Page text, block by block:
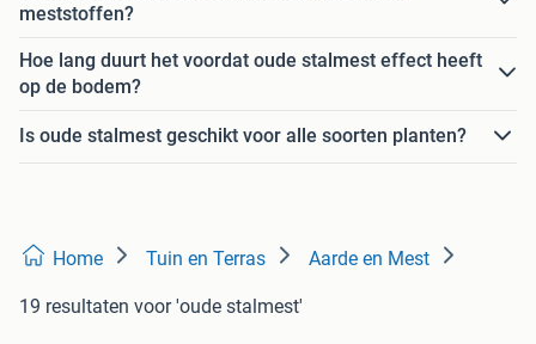
meststoffen?
Hoe lang duurt het voordat oude stalmest effect heeft
op de bodem?
Is oude stalmest geschikt voor alle soorten planten?
Home Tuin en Terras Aarde en Mest
19 resultaten voor 'oude stalmest'